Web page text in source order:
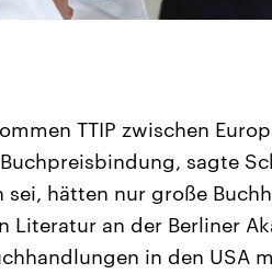
TTIP zwischen
sagte
hätten nur große
Literatur an der Berliner
in den USA